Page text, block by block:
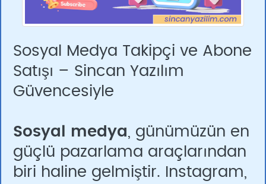
Sosyal Medya Takipçi ve Abone
Satışı – Sincan Yazılım
Güvencesiyle
Sosyal medya , günümüzün en
güçlü pazarlama araçlarından
biri haline gelmiştir. Instagram,